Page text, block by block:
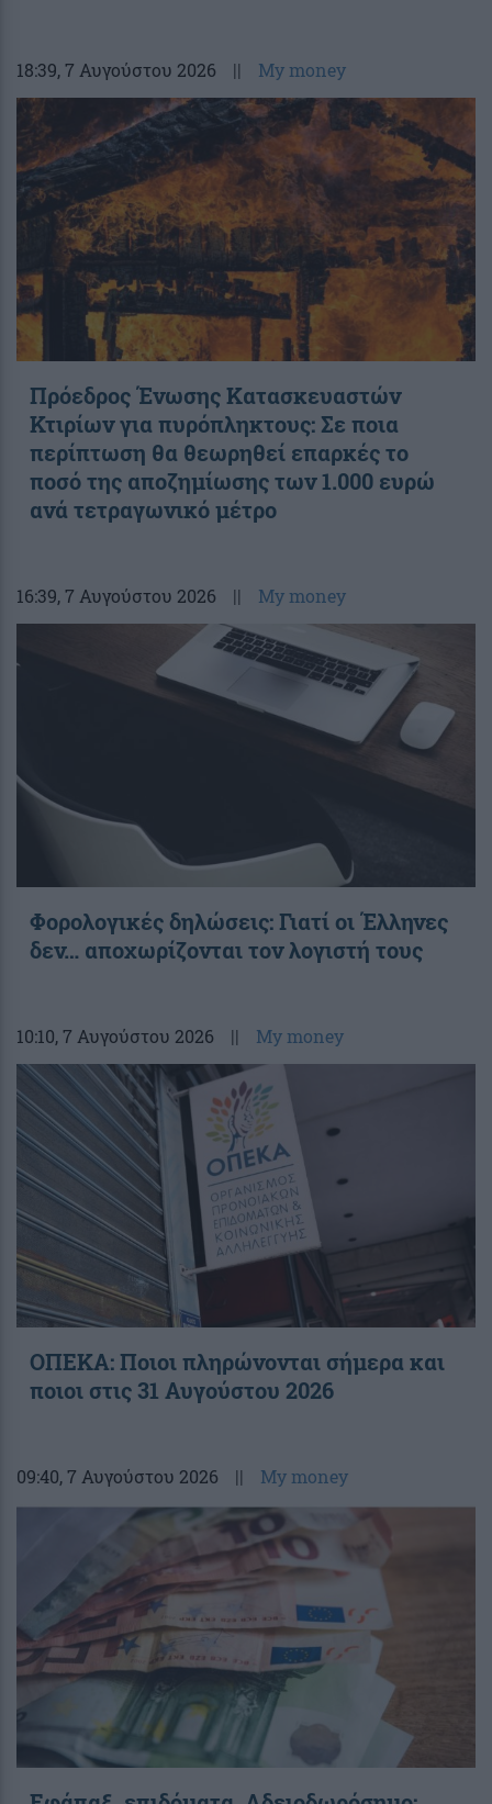
18:39, 7 Αυγούστου 2026 || My money
Πρόεδρος Ένωσης Κατασκευαστών
Κτιρίων για πυρόπληκτους: Σε ποια
περίπτωση θα θεωρηθεί επαρκές το
ποσό της αποζημίωσης των 1.000 ευρώ
ανά τετραγωνικό μέτρο
16:39, 7 Αυγούστου 2026 || My money
Φορολογικές δηλώσεις: Γιατί οι Έλληνες
δεν… αποχωρίζονται τον λογιστή τους
10:10, 7 Αυγούστου 2026 || My money
ΟΠΕΚΑ: Ποιοι πληρώνονται σήμερα και
ποιοι στις 31 Αυγούστου 2026
09:40, 7 Αυγούστου 2026 || My money